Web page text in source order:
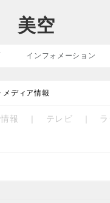
美空
インフォメーション
メディア情報
報 | テレビ |